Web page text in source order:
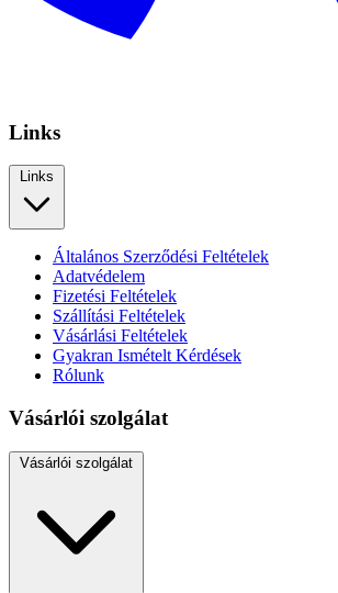
Links
Links
Általános Szerződési Feltételek
Adatvédelem
Fizetési Feltételek
Szállítási Feltételek
Vásárlási Feltételek
Gyakran Ismételt Kérdések
Rólunk
Vásárlói szolgálat
Vásárlói szolgálat